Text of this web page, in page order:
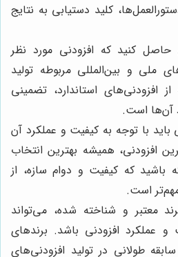
کلید دستیابی به نتایج
حاصل کنید که افزودنی مورد نظر
ملی و بین‌المللی مربوطه تولید
افزودنی‌های استاندارد، تضمینی
آن‌ها است.
باید با توجه به کیفیت و عملکرد آن
افزودنی، همیشه بهترین انتخاب
باشید که کیفیت و دوام سازه، از
است.
معتبر و شناخته شده، می‌تواند
عملکرد افزودنی باشد. برندهای
سابقه طولانی در تولید افزودنی‌های